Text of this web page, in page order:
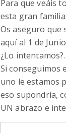
Para que veáis
esta gran familia
Os aseguro que
aquí al 1 de
¿Lo intentamos?.
Si conseguimos
uno le estamos
eso supondría,
UN abrazo e